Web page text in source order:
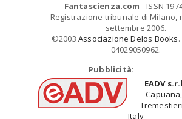
Fantascienza.com - ISSN
Registrazione tribunale di Milano,
settembre 2006.
©2003 Associazione Delos Books
04029050962.
Pubblicità:
EADV
Italy